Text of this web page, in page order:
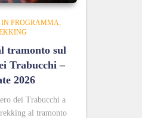
IN PROGRAMMA
tramonto sul
Trabucchi –
2026
dei Trabucchi a
al tramonto